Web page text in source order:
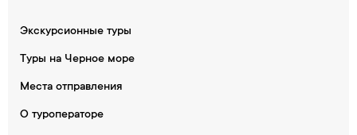
Экскурсионные туры
Туры на Черное море
Места отправления
О туроператоре